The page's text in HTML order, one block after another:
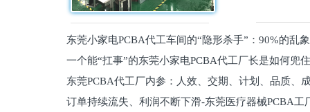
东莞小家电PCBA代工车间的“隐形杀手”：90%的乱
员工一个能“扛事”的东莞小家电PCBA代工厂长是如何兜
东莞PCBA代工厂内参：人效、交期、计划、品质
维锁客法则
订单持续流失、利润不断下滑-东莞医疗器械PCBA工